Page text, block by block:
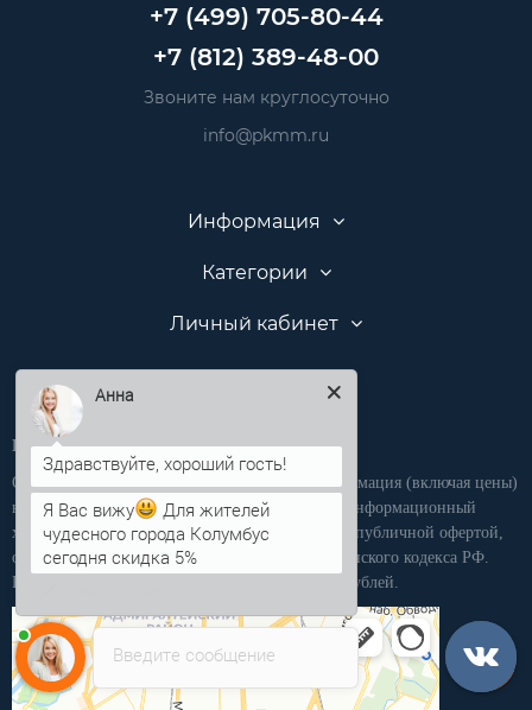
+7 (499) 705-80-44
+7 (812) 389-48-00
Звоните нам круглосуточно
info@pkmm.ru
Информация
Категории
Личный кабинет
Производственная компания «ПКММ»
Обращаем Ваше внимание на то, что вся информация (включая цены)
на этом интернет-сайте носит исключительно информационный
характер, и ни при каких условиях не является публичной офертой,
определяемой положениями статьи 437 Гражданского кодекса РФ.
Розничная продажа осуществляется от 15 000 рублей.
Введите сообщение
Здравствуйте, хороший гость!
Я Вас вижу
Для жителей
чудесного города Колумбус
сегодня скидка 5%